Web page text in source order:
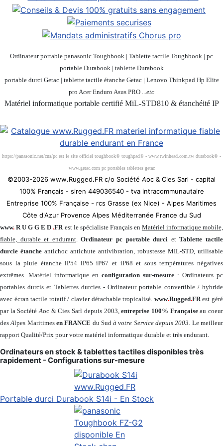
Ordinateur portable panasonic Toughbook | Tablette tactile Toughbook | pc
portable Durabook | tablette Durabook
portable durci Getac | tablette tactile étanche Getac | Lenovo Thinkpad Hp Elite
pro Acer Enduro Asus PRO ... etc
Matériel informatique portable certifié MiL-STD810 & étanchéité IP
https://panasonic.net/cns/pc est le site officiel toughbook® toughpad® - www.twinhead.com.tw durabook® -
www.getac.com pc portables tablettes getac
©2003-2026 www.Rugged.FR c/o Société Aoc & Cies Sarl - capital
100% Français - siren 449036540 - tva intracommunautaire
Entreprise 100% Française - rcs Grasse (ex Nice) - Alpes Maritimes
Côte d'Azur Provence Alpes Méditerranée France du Sud
www. R U G G E D.FR est le spécialiste Français en Matériel informatique mobile,
fiable, durable et endurant.Ordinateur pc portable durci etTablette tactile
durcie étanche antichoc antichute antivibration, robustesse MIL-STD, utilisable
sous la pluie étanche iP54 iP65 iP67 et iP68 et sous températures négatives
extrêmes. Matériel informatique en configuration sur-mesure : Ordinateurs pc
portables durcis et Tablettes durcies - Ordinateur portable convertible / hybride
avec écran tactile rotatif / clavier détachable tropicalisé. www.Rugged.FRest géré
par la SociétéAoc & Cies Sarl depuis 2003,entreprise 100% Françaiseau coeur
desAlpes Maritimes en FRANCE du Sudà votre Service depuis 2003 . Le meilleur
rapport Qualité/Prix pour votre matériel informatique durable et très endurant.
Ordinateurs en stock & tablettes tactiles disponibles très
rapidement - Configurations sur-mesure
Portable durci Durabook S14i - En Stock